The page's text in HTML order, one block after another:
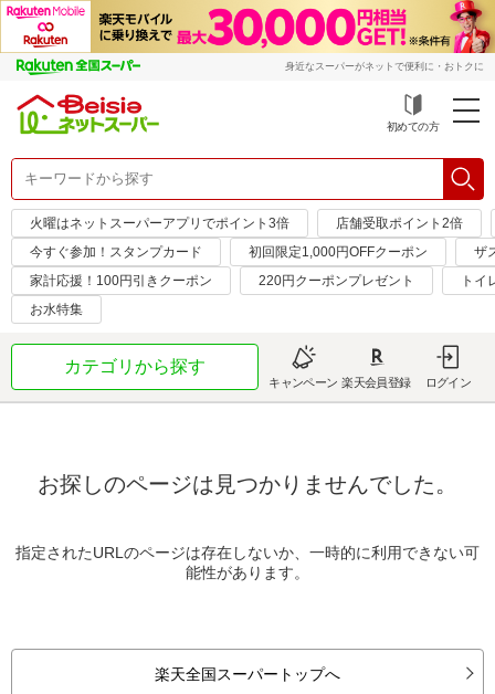
身近なスーパーがネットで便利に・おトクに
初めての方
火曜はネットスーパーアプリでポイント3倍
店舗受取ポイント2倍
今すぐ参加！スタンプカード
初回限定1,000円OFFクーポン
ザ
家計応援！100円引きクーポン
220円クーポンプレゼント
トイ
お水特集
カテゴリから探す
キャンペーン 楽天会員登録 ログイン
お探しのページは見つかりませんでした。
指定されたURLのページは存在しないか、一時的に利用できない可
能性があります。
楽天全国スーパートップへ